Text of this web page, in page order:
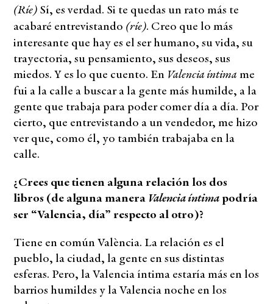
(Ríe) Sí, es verdad. Si te quedas un rato más te
acabaré entrevistando (ríe). Creo que lo más
interesante que hay es el ser humano, su vida, su
trayectoria, su pensamiento, sus deseos, sus
miedos. Y es lo que cuento. En Valencia íntimame
fui a la calle a buscar a la gente más humilde, a la
gente que trabaja para poder comer día a día. Por
cierto, que entrevistando a un vendedor, me hizo
ver que, como él, yo también trabajaba en la
calle.
¿Crees que tienen alguna relación los dos
libros (de alguna manera Valencia íntima podría
ser “Valencia, día” respecto al otro)?
Tiene en común València. La relación es el
pueblo, la ciudad, la gente en sus distintas
esferas. Pero, la Valencia íntima estaría más en los
barrios humildes y la Valencia noche en los